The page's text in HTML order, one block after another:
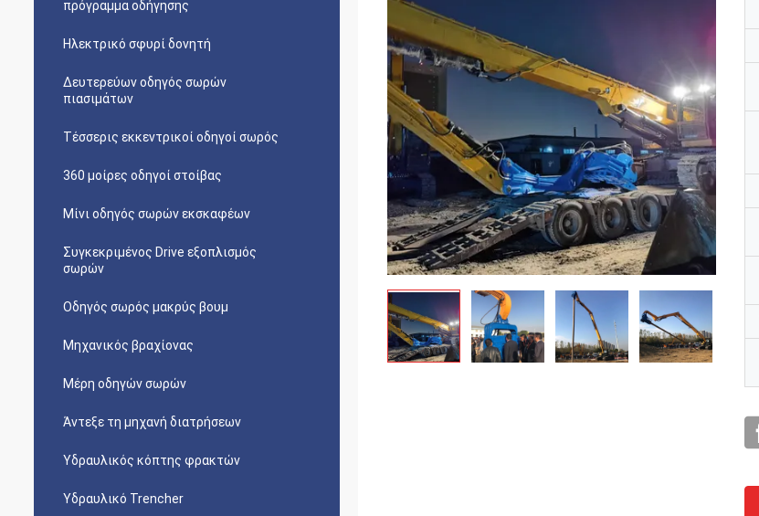
πρόγραμμα οδήγησης
Ηλεκτρικό σφυρί δονητή
Δευτερεύων οδηγός σωρών
πιασιμάτων
Τέσσερις εκκεντρικοί οδηγοί σωρός
360 μοίρες οδηγοί στοίβας
Μίνι οδηγός σωρών εκσκαφέων
Συγκεκριμένος Drive εξοπλισμός
σωρών
Οδηγός σωρός μακρύς βουμ
Μηχανικός βραχίονας
Μέρη οδηγών σωρών
Άντεξε τη μηχανή διατρήσεων
Υδραυλικός κόπτης φρακτών
Υδραυλικό Trencher